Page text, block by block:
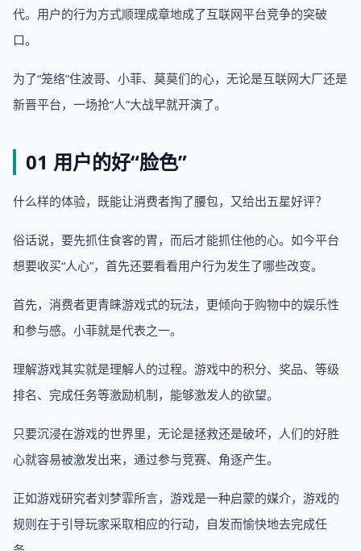
代。用户的行为方式顺理成章地成了互联网平台竞争的突破
口。
为了“笼络”住波哥、小菲、莫莫们的心，无论是互联网大厂还是
新晋平台，一场抢“人”大战早就开演了。
01 用户的好“脸色”
什么样的体验，既能让消费者掏了腰包，又给出五星好评？
俗话说，要先抓住食客的胃，而后才能抓住他的心。如今平台
想要收买“人心”，首先还要看看用户行为发生了哪些改变。
首先，消费者更青睐游戏式的玩法，更倾向于购物中的娱乐性
和参与感。小菲就是代表之一。
理解游戏其实就是理解人的过程。游戏中的积分、奖品、等级
排名、完成任务等激励机制，能够激发人的欲望。
只要沉浸在游戏的世界里，无论是拯救还是破坏，人们的好胜
心就容易被激发出来，通过参与竞赛、角逐产生。
正如游戏研究者刘梦霏所言，游戏是一种启蒙的媒介，游戏的
规则在于引导玩家采取相应的行动，自发而愉快地去完成任